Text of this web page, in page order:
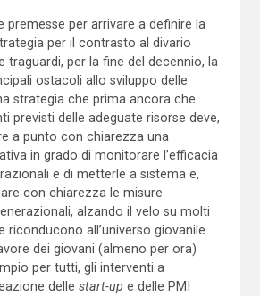
premesse per arrivare a definire la
per il contrasto al divario
traguardi, per la fine del decennio, la
ostacoli allo sviluppo delle
strategia che prima ancora che
previsti delle adeguate risorse deve,
a punto con chiarezza una
in grado di monitorare l’efficacia
e di metterle a sistema e,
con chiarezza le misure
alzando il velo su molti
riconducono all’universo giovanile
dei giovani (almeno per ora)
per tutti, gli interventi a
delle start-up e delle PMI